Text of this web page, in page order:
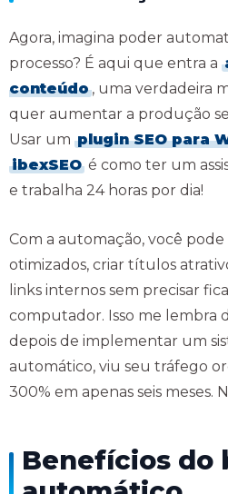
Agora, imagina poder
processo? É aqui que entra a
conteúdo , uma verdadeira
quer aumentar a produção
Usar um plugin SEO para
ibexSEO é como ter um
e trabalha 24 horas por dia!
Com a automação, você
otimizados, criar títulos
links internos sem precisar
computador. Isso me lembra
depois de implementar um
automático, viu seu tráfego
300% em apenas seis meses.
Benefícios do